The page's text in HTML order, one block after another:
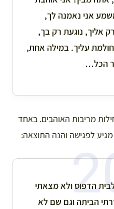
אני נאמנה לך,
אליך, נוגעת רק בך,
עליך. במילה אחת,
הכל…
מריבות האוהבים. באחד
לפגישה והנה התוצאה:
הדפוס ולא מצאתי
הביתה וגם שם לא